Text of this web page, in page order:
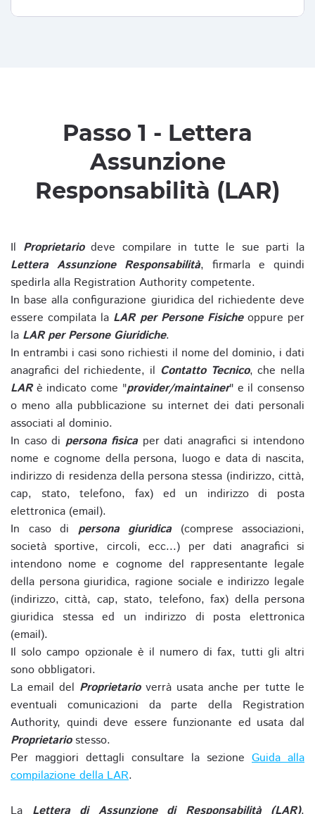
Passo 1 - Lettera
Assunzione
Responsabilità (LAR)
Il Proprietariodeve compilare in tutte le sue parti la
Lettera Assunzione Responsabilità, firmarla e quindi
spedirla alla Registration Authority competente.
In base alla configurazione giuridica del richiedente deve
essere compilata la LAR per Persone Fisicheoppure per
la LAR per Persone Giuridiche.
In entrambi i casi sono richiesti il nome del dominio, i dati
anagrafici del richiedente, il Contatto Tecnico, che nella
LARè indicato come "provider/maintainer" e il consenso
o meno alla pubblicazione su internet dei dati personali
associati al dominio.
In caso di persona fisicaper dati anagrafici si intendono
nome e cognome della persona, luogo e data di nascita,
indirizzo di residenza della persona stessa (indirizzo, città,
cap, stato, telefono, fax) ed un indirizzo di posta
elettronica (email).
In caso di persona giuridica(comprese associazioni,
società sportive, circoli, ecc...) per dati anagrafici si
intendono nome e cognome del rappresentante legale
della persona giuridica, ragione sociale e indirizzo legale
(indirizzo, città, cap, stato, telefono, fax) della persona
giuridica stessa ed un indirizzo di posta elettronica
(email).
Il solo campo opzionale è il numero di fax, tutti gli altri
sono obbligatori.
La email del Proprietarioverrà usata anche per tutte le
eventuali comunicazioni da parte della Registration
Authority, quindi deve essere funzionante ed usata dal
Proprietariostesso.
Per maggiori dettagli consultare la sezione Guida alla
compilazione della LAR.